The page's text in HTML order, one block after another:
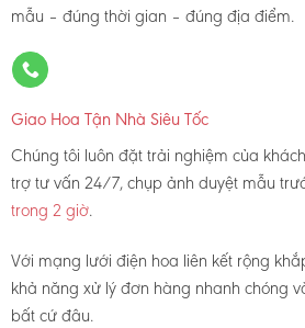
mẫu – đúng thời gian – đúng địa điểm.
Giao Hoa Tận Nhà Siêu Tốc
Chúng tôi luôn đặt trải nghiệm của
trợ tư vấn 24/7, chụp ảnh duyệt mẫu
trong 2 giờ.
Với mạng lưới điện hoa liên kết rộng
khả năng xử lý đơn hàng nhanh chóng
bất cứ đâu.